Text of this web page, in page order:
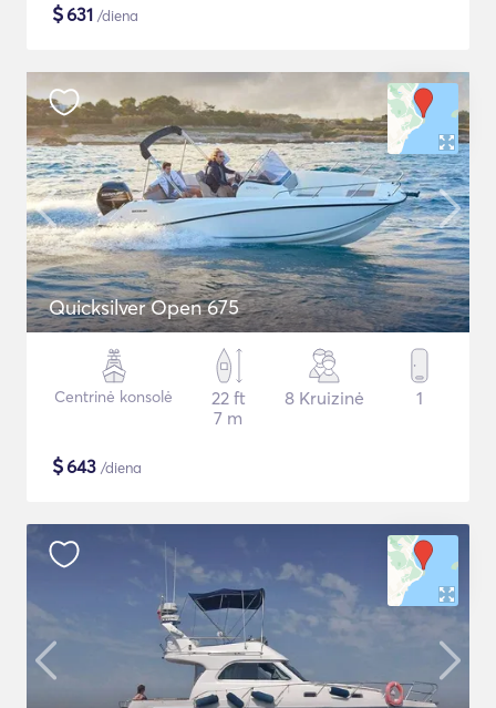
$631 /diena
Quicksilver Open 675
Centrinė konsolė
22 ft
7 m
8 Kruizinė 1
$643 /diena